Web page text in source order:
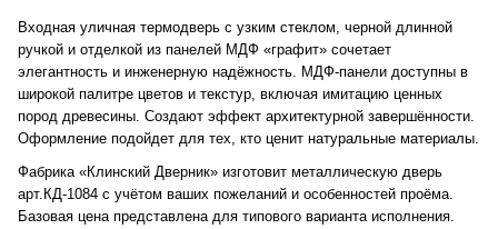
Входная уличная термодверь с узким стеклом, черной длинной
ручкой и отделкой из панелей МДФ «графит» сочетает
элегантность и инженерную надёжность. МДФ-панели доступны в
широкой палитре цветов и текстур, включая имитацию ценных
пород древесины. Создают эффект архитектурной завершённости.
Оформление подойдет для тех, кто ценит натуральные материалы.
Фабрика «Клинский Дверник» изготовит металлическую дверь
арт.КД-1084 с учётом ваших пожеланий и особенностей проёма.
Базовая цена представлена для типового варианта исполнения.